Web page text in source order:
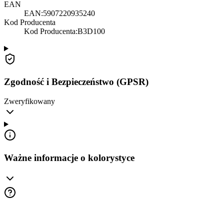
EAN
EAN:5907220935240
Kod Producenta
Kod Producenta:B3D100
Zgodność i Bezpieczeństwo (GPSR)
Zweryfikowany
Ważne informacje o kolorystyce